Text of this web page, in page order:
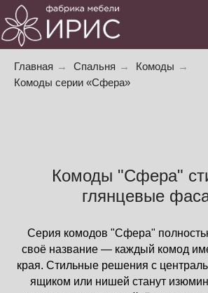
Главная → Спальня → Комоды →
Комоды серии «Сфера»
Комоды "Сфера"
глянцевые
Серия комодов "Сфера"
своё название — каждый комод
края. Стильные решения с
ящиком или нишей станут